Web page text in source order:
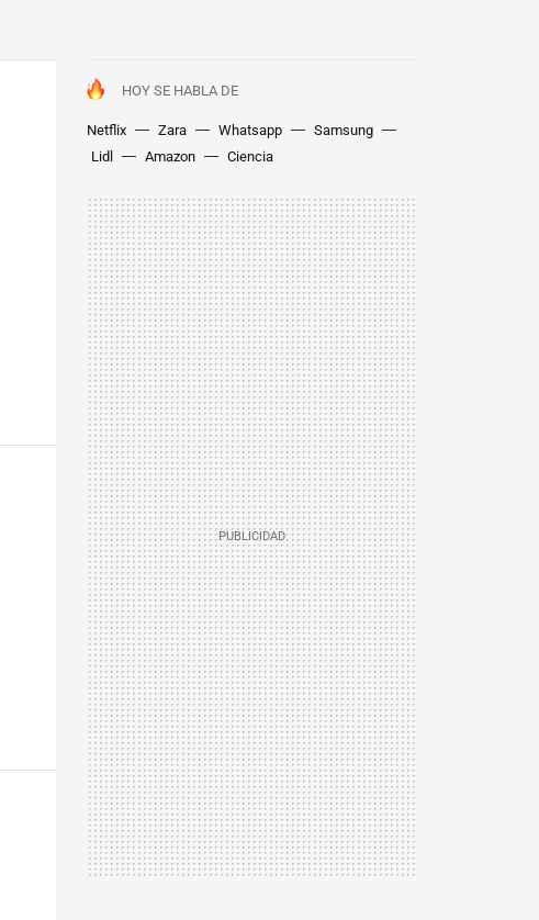
HOY SE HABLA DE
Netflix Zara Whatsapp
Samsung
Lidl
Amazon Ciencia